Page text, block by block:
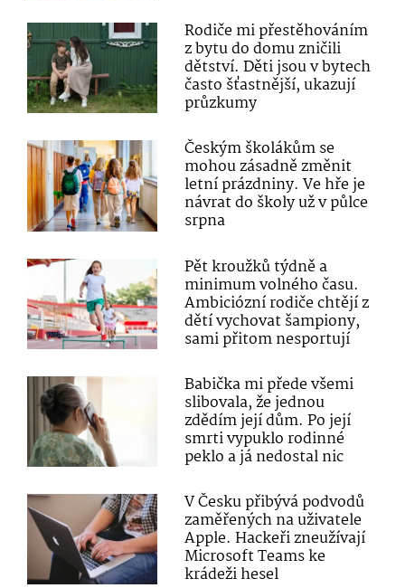
Rodiče mi přestěhováním
z bytu do domu zničili
dětství. Děti jsou v bytech
často šťastnější, ukazují
průzkumy
Českým školákům se
mohou zásadně změnit
letní prázdniny. Ve hře je
návrat do školy už v půlce
srpna
Pět kroužků týdně a
minimum volného času.
Ambiciózní rodiče chtějí z
dětí vychovat šampiony,
sami přitom nesportují
Babička mi přede všemi
slibovala, že jednou
zdědím její dům. Po její
smrti vypuklo rodinné
peklo a já nedostal nic
V Česku přibývá podvodů
zaměřených na uživatele
Apple. Hackeři zneužívají
Microsoft Teams ke
krádeži hesel